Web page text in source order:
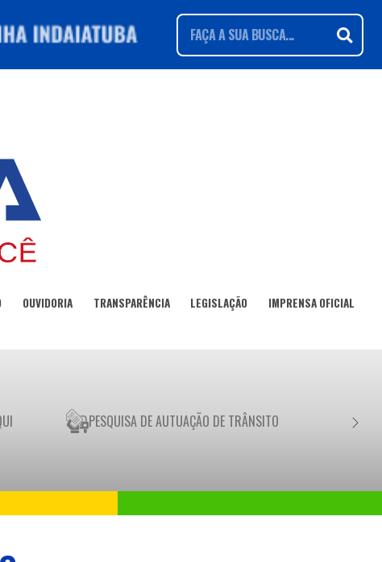
OUVIDORIA TRANSPARÊNCIA LEGISLAÇÃO IMPRENSA OFICIAL
PESQUISA DE AUTUAÇÃO DE TRÂNSITO